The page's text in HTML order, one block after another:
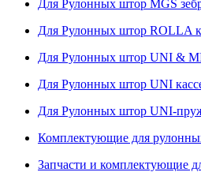
Для Рулонных штор MGS
Для Рулонных штор ROLLA
Для Рулонных штор UNI &
Для Рулонных штор UNI
Для Рулонных штор UNI-
Комплектующие для
Запчасти и комплектующие